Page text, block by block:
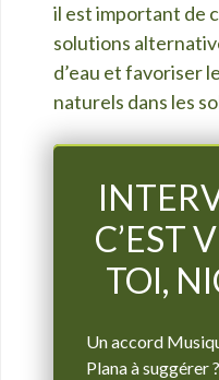
il est important de
solutions
d’eau et favoriser
naturels dans les
C’EST
TOI,
Un accord
Plana à suggérer ?